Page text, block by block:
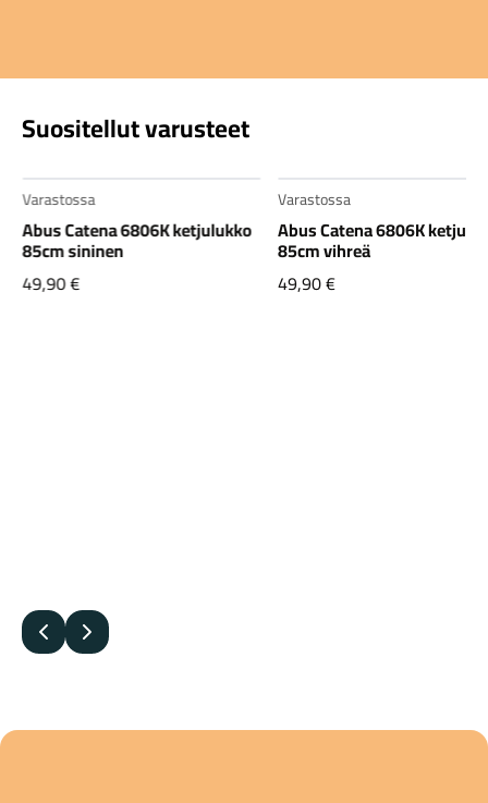
Suositellut varusteet
Varastossa
Abus Catena 6806K ketjulukko
85cm sininen
49,90€
Varastossa
Abus Catena 6806K
85cm vihreä
49,90€
Edellinen
Seuraava